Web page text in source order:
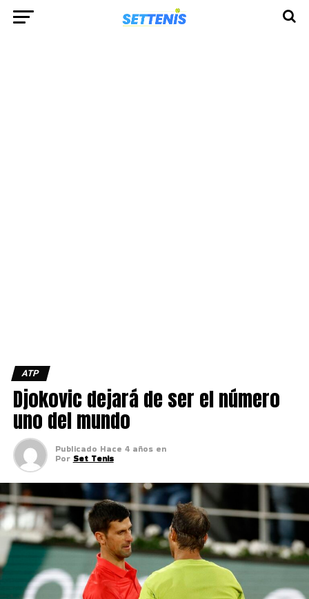
ATP
Djokovic dejará de ser el número
uno del mundo
Publicado Hace 4 años en
Por Set Tenis